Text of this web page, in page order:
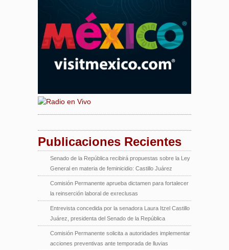
Publicaciones Recientes
Senado de la República recibirá propuestas sobre la Ley
General en materia de feminicidio: Castillo Juárez
Comisión Permanente aprueba dictamen para fortalecer
la reinserción laboral de exreclusas
Entrevista concedida por la senadora Laura Itzel Castillo
Juárez, presidenta del Senado de la República
Comisión Permanente solicita a autoridades implementar
acciones preventivas ante temporada de lluvias